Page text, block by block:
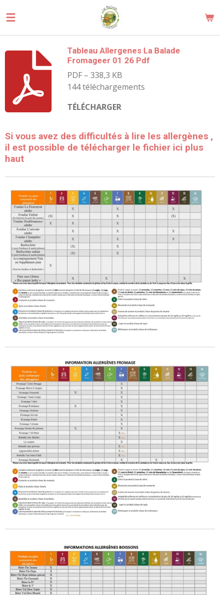
au
Tableau Allergenes La Balade
Fromageer 01 26 Pdf
PDF – 338,3 KB
144 téléchargements
TÉLÉCHARGER
Si vous avez des difficultés à lire les allergènes ,
il est possible de télécharger le fichier ici plus
haut